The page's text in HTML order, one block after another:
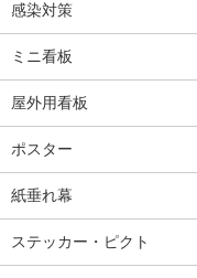
感染対策
ミニ看板
屋外用看板
ポスター
紙垂れ幕
ステッカー・ピクト